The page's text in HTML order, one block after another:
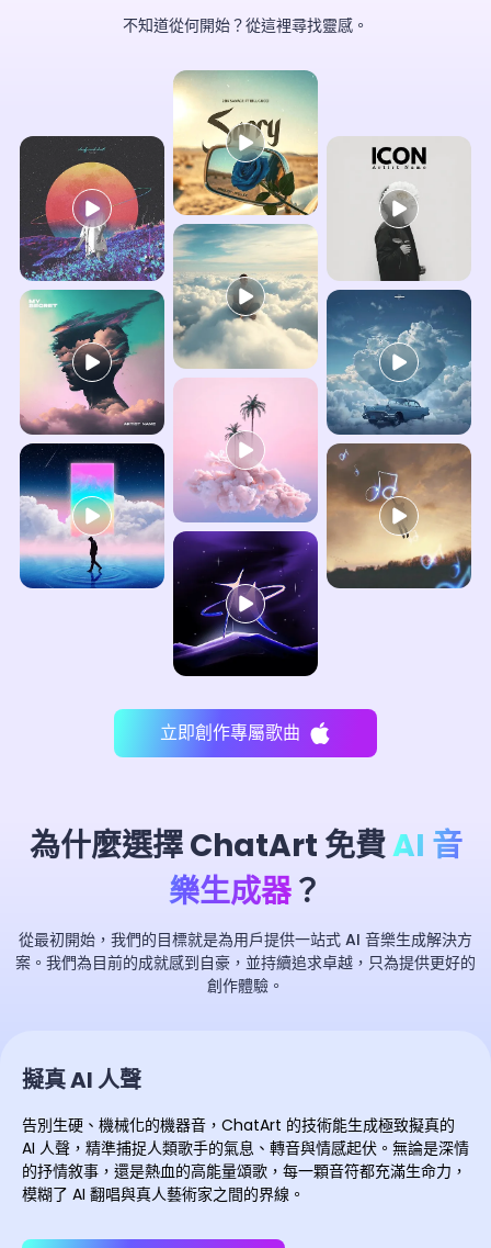
不知道從何開始？從這裡尋找靈感。
立即創作專屬歌曲
為什麼選擇 ChatArt 免費AI 音
樂生成器？
從最初開始，我們的目標就是為用戶提供一站式 AI 音樂生成解決方
案。我們為目前的成就感到自豪，並持續追求卓越，只為提供更好的
創作體驗。
擬真 AI 人聲
告別生硬、機械化的機器音，ChatArt 的技術能生成極致擬真的
AI 人聲，精準捕捉人類歌手的氣息、轉音與情感起伏。無論是深情
的抒情敘事，還是熱血的高能量頌歌，每一顆音符都充滿生命力，
模糊了 AI 翻唱與真人藝術家之間的界線。